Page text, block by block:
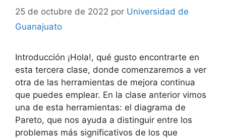
25 de octubre de 2022 por Universidad de
Guanajuato
Introducción ¡Hola!, qué gusto encontrarte en
esta tercera clase, donde comenzaremos a ver
otra de las herramientas de mejora continua
que puedes emplear. En la clase anterior vimos
una de esta herramientas: el diagrama de
Pareto, que nos ayuda a distinguir entre los
problemas más significativos de los que